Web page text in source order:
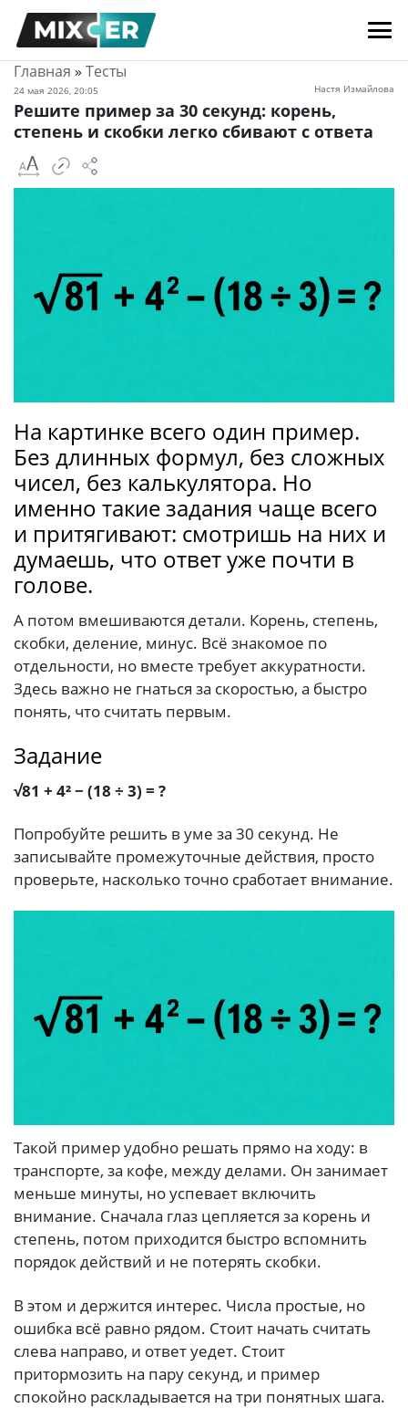
Главная » Тесты
24 мая 2026, 20:05 Настя Измайлова
Решите пример за 30 секунд: корень,
степень и скобки легко сбивают с ответа
На картинке всего один пример.
Без длинных формул, без сложных
чисел, без калькулятора. Но
именно такие задания чаще всего
и притягивают: смотришь на них и
думаешь, что ответ уже почти в
голове.
А потом вмешиваются детали. Корень, степень,
скобки, деление, минус. Всё знакомое по
отдельности, но вместе требует аккуратности.
Здесь важно не гнаться за скоростью, а быстро
понять, что считать первым.
Задание
√81 + 4² − (18 ÷ 3) = ?
Попробуйте решить в уме за 30 секунд. Не
записывайте промежуточные действия, просто
проверьте, насколько точно сработает внимание.
Такой пример удобно решать прямо на ходу: в
транспорте, за кофе, между делами. Он занимает
меньше минуты, но успевает включить
внимание. Сначала глаз цепляется за корень и
степень, потом приходится быстро вспомнить
порядок действий и не потерять скобки.
В этом и держится интерес. Числа простые, но
ошибка всё равно рядом. Стоит начать считать
слева направо, и ответ уедет. Стоит
притормозить на пару секунд, и пример
спокойно раскладывается на три понятных шага.